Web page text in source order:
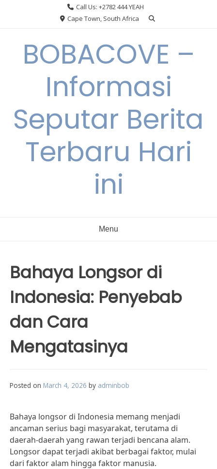
Call Us: +2782 444 YEAH
Cape Town, South Africa
BOBACOVE –
Informasi
Seputar Berita
Terbaru Hari
ini
Menu
Bahaya Longsor di
Indonesia: Penyebab
dan Cara
Mengatasinya
Posted on March 4, 2026 by adminbob
Bahaya longsor di Indonesia memang menjadi
ancaman serius bagi masyarakat, terutama di
daerah-daerah yang rawan terjadi bencana alam.
Longsor dapat terjadi akibat berbagai faktor, mulai
dari faktor alam hingga faktor manusia.